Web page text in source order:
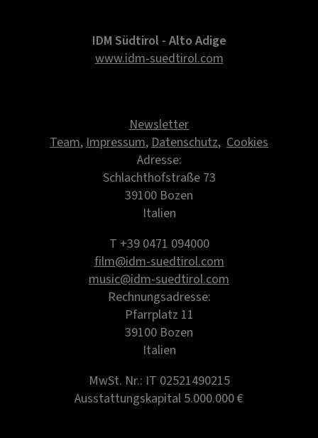
IDM Südtirol - Alto Adige
www.idm-suedtirol.com
Newsletter
Team,Impressum,Datenschutz, Cookies
Adresse:
Schlachthofstraße 73
39100 Bozen
Italien
T +39 0471 094000
film@idm-suedtirol.com
music@idm-suedtirol.com
Rechnungsadresse:
Pfarrplatz 11
39100 Bozen
Italien
MwSt. Nr.: IT 02521490215
Ausstattungskapital 5.000.000 €